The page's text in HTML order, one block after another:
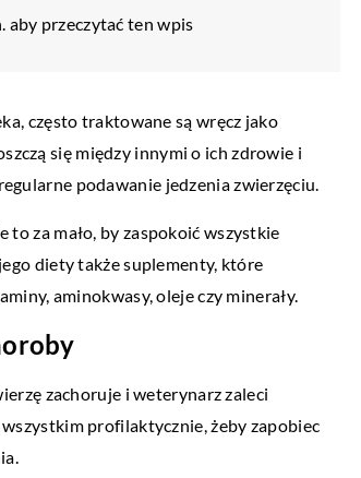
aby przeczytać ten wpis
często traktowane są wręcz jako
się między innymi o ich zdrowie i
podawanie jedzenia zwierzęciu.
za mało, by zaspokoić wszystkie
diety także suplementy, które
aminokwasy, oleje czy minerały.
zachoruje i weterynarz zaleci
profilaktycznie, żeby zapobiec
LIFE & STYLE
13 kwietnia 2022
Czym powinna charakteryzować się dobra